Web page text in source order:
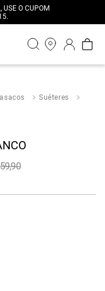
USE O CUPOM
Suéteres
,90